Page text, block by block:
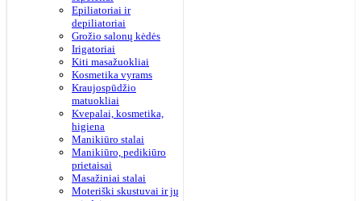
Epiliatoriai ir
depiliatoriai
Grožio salonų kėdės
Irigatoriai
Kiti masažuokliai
Kosmetika vyrams
Kraujospūdžio
matuokliai
Kvepalai, kosmetika,
higiena
Manikiūro stalai
Manikiūro, pedikiūro
prietaisai
Masažiniai stalai
Moteriški skustuvai ir jų